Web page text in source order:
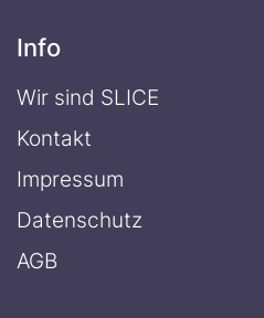
Info
Wir sind SLICE
Kontakt
Impressum
Datenschutz
AGB